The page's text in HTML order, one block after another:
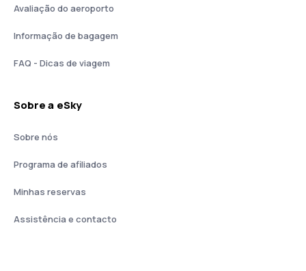
Avaliação do aeroporto
Informação de bagagem
FAQ - Dicas de viagem
Sobre a eSky
Sobre nós
Programa de afiliados
Minhas reservas
Assistência e contacto